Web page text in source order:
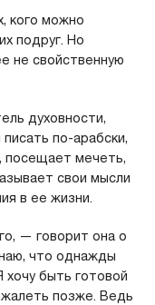
кого можно
подруг. Но
не свойственную
духовности,
по-арабски,
посещает мечеть,
свои мысли
в ее жизни.
— говорит она о
что однажды
хочу быть готовой
позже. Ведь